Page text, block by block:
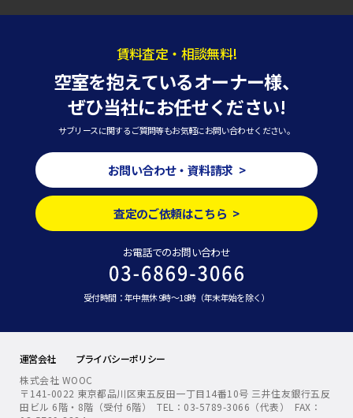
賃料査定・相談無料!
空室を抱えているオーナー様、
ぜひ当社にお任せください!
サブリースに関するご質問等もお気軽にお問い合わせください。
お問い合わせ・資料請求 >
査定のご依頼はこちら >
お電話でのお問い合わせ
受付時間：年中無休 9時～18時（年末年始を除く）
運営会社
プライバシーポリシー
株式会社 WOOC
〒141-0022 東京都品川区東五反田一丁目14番10号 三井住友銀行五反
田ビル 6階・8階（受付 6階） TEL：03-5789-3066（代表） FAX：